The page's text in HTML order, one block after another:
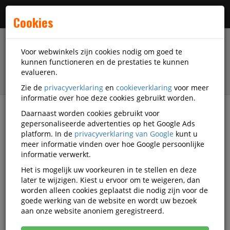
filter
Papierwaren
Kopieerpapier
Papier A3 gekleurd
Papier A3 gekleurd
Populariteit
Cookies
Voor webwinkels zijn cookies nodig om goed te
kunnen functioneren en de prestaties te kunnen
evalueren.
Zie de privacyverklaring en cookieverklaring voor meer
informatie over hoe deze cookies gebruikt worden.
Daarnaast worden cookies gebruikt voor
gepersonaliseerde advertenties op het Google Ads
platform. In de privacyverklaring van Google kunt u
meer informatie vinden over hoe Google persoonlijke
informatie verwerkt.
Het is mogelijk uw voorkeuren in te stellen en deze
later te wijzigen. Kiest u ervoor om te weigeren, dan
worden alleen cookies geplaatst die nodig zijn voor de
goede werking van de website en wordt uw bezoek
aan onze website anoniem geregistreerd.